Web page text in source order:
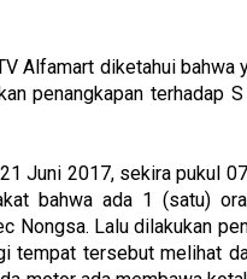
Alfamart diketahui bahwa
penangkapan terhadap
Juni 2017, sekira pukul
bahwa ada 1 (satu)
Nongsa. Lalu dilakukan
tempat tersebut melihat